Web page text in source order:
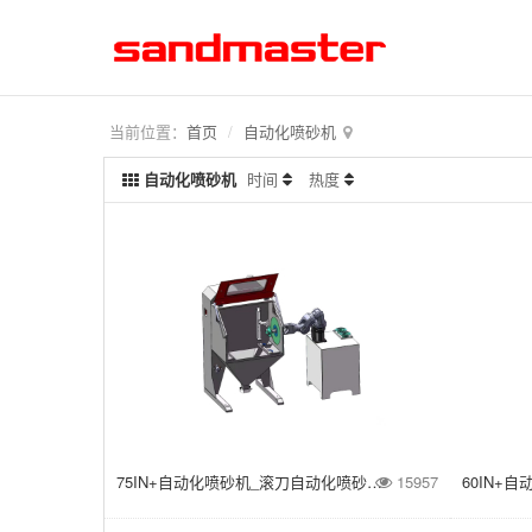
当前位置： 首页 自动化喷砂机
自动化喷砂机 时间 热度
75IN+自动化喷砂机_滚刀自动化喷砂机_刀具模具自动化喷砂机 15957